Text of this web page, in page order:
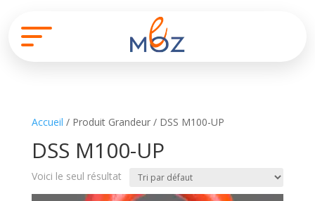
Accueil / Produit Grandeur / DSS M100-UP
DSS M100-UP
Voici le seul résultat